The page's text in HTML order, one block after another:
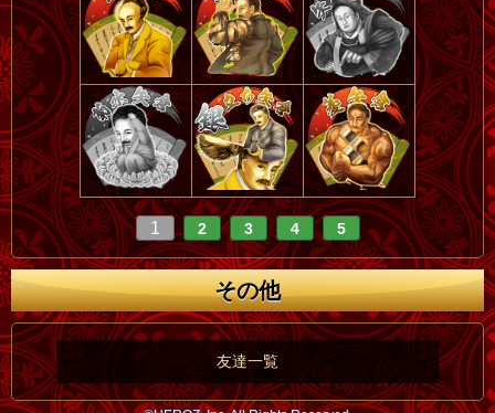
1 2 3 4 5
その他
友達一覧